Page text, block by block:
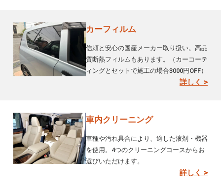
カーフィルム
信頼と安心の国産メーカー取り扱い。高品
質断熱フィルムもあります。（カーコーテ
ィングとセットで施工の場合3000円OFF）
詳しく >
車内クリーニング
車種や汚れ具合により、適した液剤・機器
を使用。4つのクリーニングコースからお
選びいただけます。
詳しく >